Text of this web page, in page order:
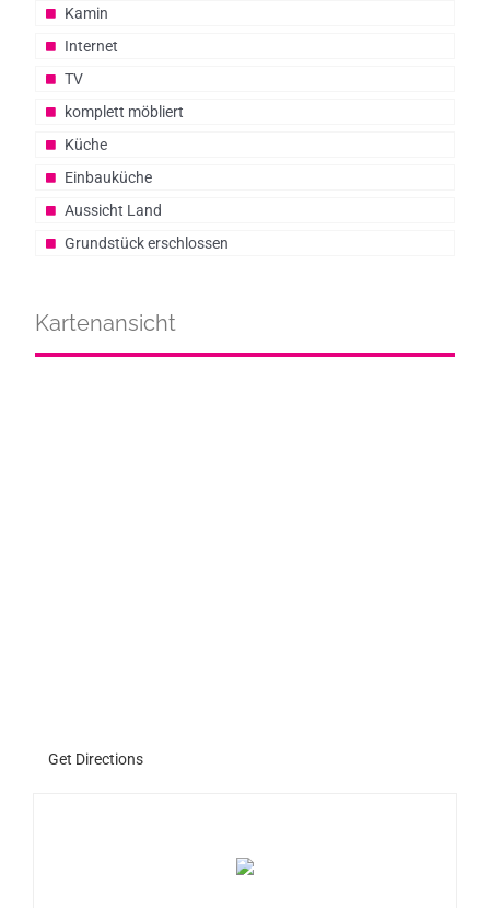
Kamin
Internet
TV
komplett möbliert
Küche
Einbauküche
Aussicht Land
Grundstück erschlossen
Kartenansicht
Get Directions